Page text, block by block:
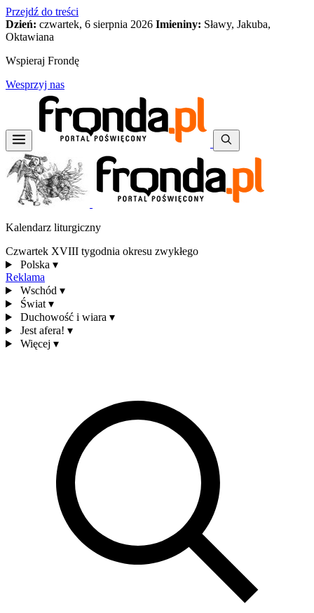
Przejdź do treści
Dzień: czwartek, 6 sierpnia 2026 Imieniny: Sławy, Jakuba,
Oktawiana
Wspieraj Frondę
Wesprzyj nas
Kalendarz liturgiczny
Czwartek XVIII tygodnia okresu zwykłego
Polska ▾
Reklama
Wschód ▾
Świat ▾
Duchowość i wiara ▾
Jest afera! ▾
Więcej ▾